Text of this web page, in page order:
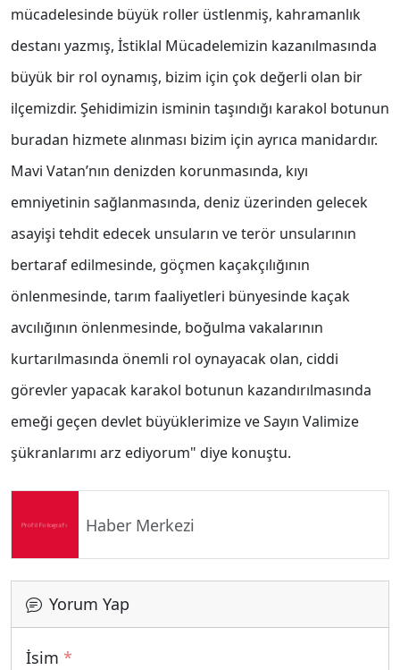
mücadelesinde büyük roller üstlenmiş, kahramanlık
destanı yazmış, İstiklal Mücadelemizin kazanılmasında
büyük bir rol oynamış, bizim için çok değerli olan bir
ilçemizdir. Şehidimizin isminin taşındığı karakol botunun
buradan hizmete alınması bizim için ayrıca manidardır.
Mavi Vatan’nın denizden korunmasında, kıyı
emniyetinin sağlanmasında, deniz üzerinden gelecek
asayişi tehdit edecek unsuların ve terör unsularının
bertaraf edilmesinde, göçmen kaçakçılığının
önlenmesinde, tarım faaliyetleri bünyesinde kaçak
avcılığının önlenmesinde, boğulma vakalarının
kurtarılmasında önemli rol oynayacak olan, ciddi
görevler yapacak karakol botunun kazandırılmasında
emeği geçen devlet büyüklerimize ve Sayın Valimize
şükranlarımı arz ediyorum" diye konuştu.
Haber Merkezi
Yorum Yap
İsim *